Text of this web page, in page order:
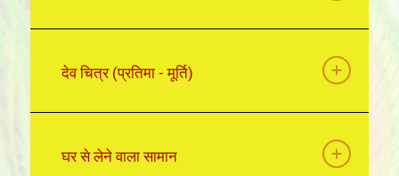
देव चित्र (प्रतिमा - मूर्ति)
घर से लेने वाला सामान